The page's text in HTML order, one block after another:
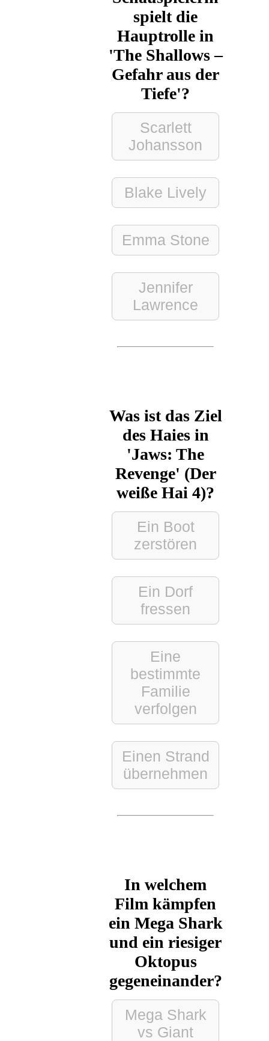
spielt die
Hauptrolle in
'The Shallows –
Gefahr aus der
Tiefe'?
Scarlett
Johansson
Blake Lively
Emma Stone
Jennifer
Lawrence
Was ist das Ziel
des Haies in
'Jaws: The
Revenge' (Der
weiße Hai 4)?
Ein Boot
zerstören
Ein Dorf
fressen
Eine
bestimmte
Familie
verfolgen
Einen Strand
übernehmen
In welchem
Film kämpfen
ein Mega Shark
und ein riesiger
Oktopus
gegeneinander?
Mega Shark
vs Giant